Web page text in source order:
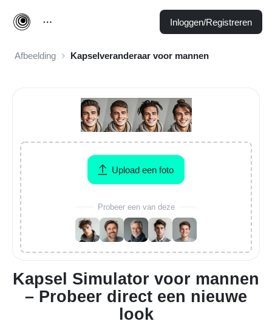
Inloggen/Registreren
Afbeelding Kapselveranderaar voor mannen
Kapsel Simulator voor mannen
– Probeer direct een nieuwe
look
Upload een foto
Probeer een van deze